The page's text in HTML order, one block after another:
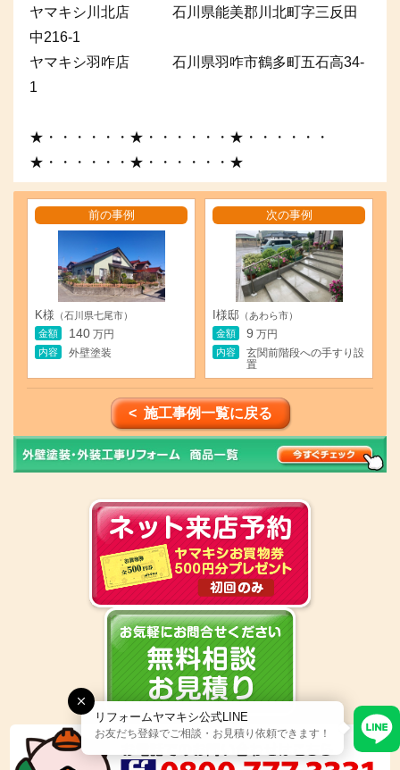
ヤマキシ川北店 石川県能美郡川北町字三反田
中216-1
ヤマキシ羽咋店 石川県羽咋市鶴多町五石高34-
1
★・・・・・・★・・・・・・★・・・・・・
★・・・・・・★・・・・・・★
前の事例
K様 （石川県七尾市）
金額
140 万円
内容
外壁塗装
次の事例
I様邸 （あわら市）
金額
9 万円
内容
玄関前階段への手すり設
置
< 施工事例一覧に戻る
リフォームヤマキシ公式LINE
お友だち登録でご相談・お見積り依頼できます！